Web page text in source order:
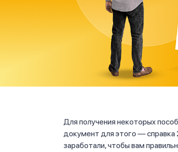
Для получения некоторых
документ для этого — справка
заработали, чтобы вам